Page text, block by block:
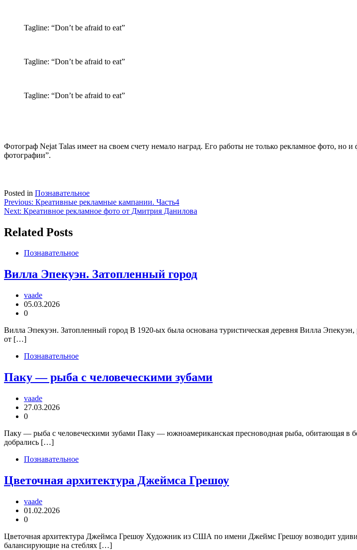
Tagline: “Don’t be afraid to eat”
Tagline: “Don’t be afraid to eat”
Tagline: “Don’t be afraid to eat”
Фотограф Nejat Talas имеет на своем счету немало наград. Его работы не только рекламное фото,
фотографии”.
Posted in Познавательное
Навигация
по
записям
Previous: Креативные рекламные кампании. Часть4
Next: Креативное рекламное фото от Дмитрия Данилова
Related Posts
Познавательное
Вилла Эпекуэн. Затопленный город
vaade
05.03.2026
0
Вилла Эпекуэн. Затопленный город В 1920-ых была основана туристическая деревня Вилла
от […]
Познавательное
Паку — рыба с человеческими зубами
vaade
27.03.2026
0
Паку — рыба с человеческими зубами Паку — южноамериканская пресноводная рыба, обитающая в
добрались […]
Познавательное
Цветочная архитектура Джеймса Грешоу
vaade
01.02.2026
0
Цветочная архитектура Джеймса Грешоу Художник из США по имени Джеймс Грешоу возводит
балансирующие на стеблях […]